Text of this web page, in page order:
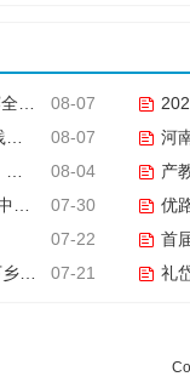
08-07
奖
08-07
河
08-04
产教
07-30
”
优
07-22
首
07-21
动 礼